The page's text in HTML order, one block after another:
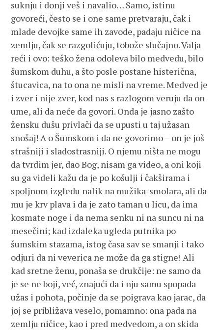
suknju i donji veš i navalio… Samo, istinu
govoreći, često se i one same pretvaraju, čak i
mlade devojke same ih zavode, padaju ničice na
zemlju, čak se razgolićuju, tobože slučajno. Valja
reći i ovo: teško žena odoleva bilo medvedu, bilo
šumskom duhu, a što posle postane histerična,
štucavica, na to ona ne misli na vreme. Medved je
i zver i nije zver, kod nas s razlogom veruju da on
ume, ali da neće da govori. Onda je jasno zašto
žensku dušu privlači da se upusti u taj užasan
snošaj! A o Šumskom i da ne govorimo – on je još
strašniji i sladostrasniji. O njemu ništa ne mogu
da tvrdim jer, dao Bog, nisam ga video, a oni koji
su ga videli kažu da je po košulji i čakširama i
spoljnom izgledu nalik na mužika-smolara, ali da
mu je krv plava i da je zato taman u licu, da ima
kosmate noge i da nema senku ni na suncu ni na
mesečini; kad izdaleka ugleda putnika po
šumskim stazama, istog časa sav se smanji i tako
odjuri da ni veverica ne može da ga stigne! Ali
kad sretne ženu, ponaša se drukčije: ne samo da
je se ne boji, već, znajući da i nju samu spopada
užas i pohota, počinje da se poigrava kao jarac, da
joj se približava veselo, pomamno: ona pada na
zemlju ničice, kao i pred medvedom, a on skida